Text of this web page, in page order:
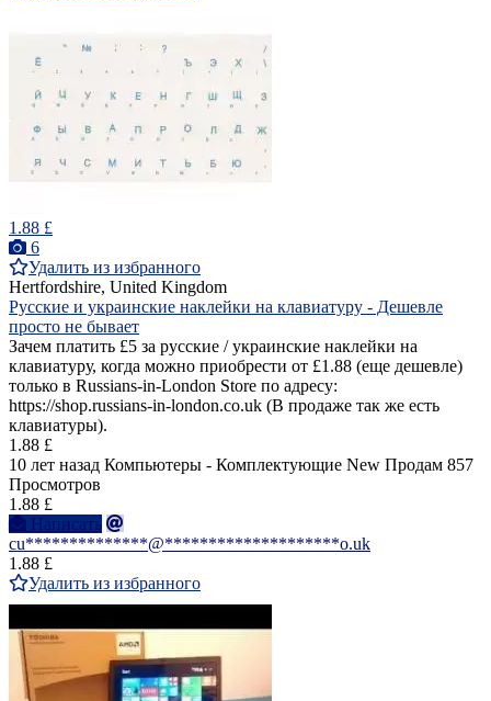
1.88 £
6
Удалить из избранного
Hertfordshire, United Kingdom
Русские и украинские наклейки на клавиатуру - Дешевле
просто не бывает
Зачем платить £5 за русские / украинские наклейки на
клавиатуру, когда можно приобрести от £1.88 (еще дешевле)
только в Russians-in-London Store по адресу:
https://shop.russians-in-london.co.uk (В продаже так же есть
клавиатуры).
1.88 £
10 лет назад Компьютеры - Комплектующие New Продам 857
Просмотров
1.88 £
Написать
cu**************@********************o.uk
1.88 £
Удалить из избранного